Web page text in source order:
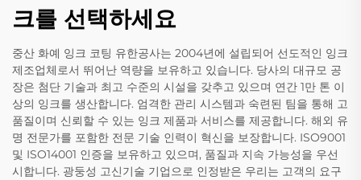
크를 선택하세요
중산 화예 잉크 코팅 유한공사는 2004년에 설립되어 선도적인 잉크
제조업체로서 뛰어난 역량을 보유하고 있습니다. 당사의 대규모 공
장은 첨단 기술과 최고 수준의 시설을 갖추고 있으며 연간 1만 톤 이
상의 잉크를 생산합니다. 엄격한 관리 시스템과 숙련된 팀을 통해 고
품질이며 신뢰할 수 있는 잉크 제품과 서비스를 제공합니다. 해외 유
명 전문가를 포함한 전문 기술 인력이 혁신을 보장합니다. ISO9001
및 ISO14001 인증을 보유하고 있으며, 품질과 지속 가능성을 우선
시합니다. 광둥성 고신기술 기업으로 인정받은 우리는 고객의 요구